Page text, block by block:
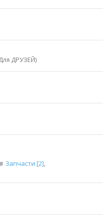
ДРУЗЕЙ)
Запчасти [2],